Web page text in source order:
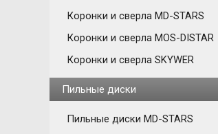
Коронки и сверла MD-STARS
Коронки и сверла MOS-DISTAR
Коронки и сверла SKYWER
Пильные диски
Пильные диски MD-STARS